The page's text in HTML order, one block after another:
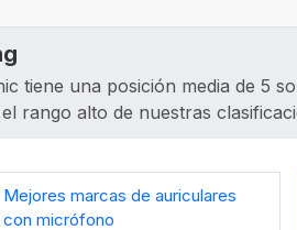
tiene una posición media de 5
rango alto de nuestras
Mejores marcas de auriculares
con micrófono